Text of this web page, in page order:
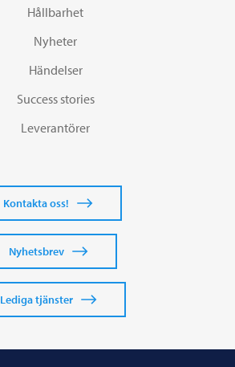
Hållbarhet
Nyheter
Händelser
Success stories
Leverantörer
Kontakta oss!
Nyhetsbrev
Lediga tjänster